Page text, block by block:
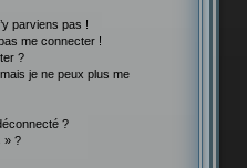
parviens pas !
me connecter !
?
je ne peux plus me
?
» ?